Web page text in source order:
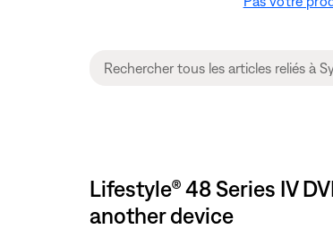
Lifestyle® 48 Series IV
another device